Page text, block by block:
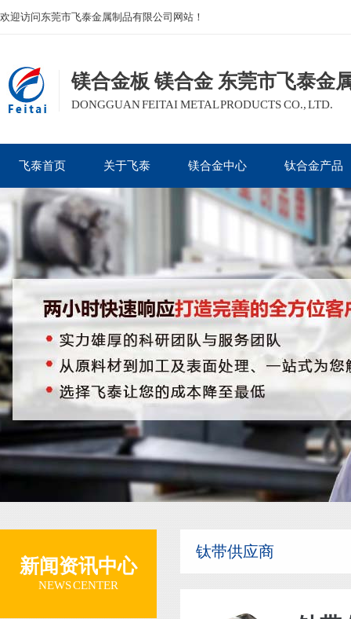
欢迎访问东莞市飞泰金属制品有限公司网站！
镁合金板 镁合金 东莞市飞泰金
DONGGUAN FEITAI METAL PRODUCTS CO., LTD.
飞泰首页 关于飞泰 镁合金中心 钛合金产品
新闻资讯中心
NEWS CENTER
钛带供应商